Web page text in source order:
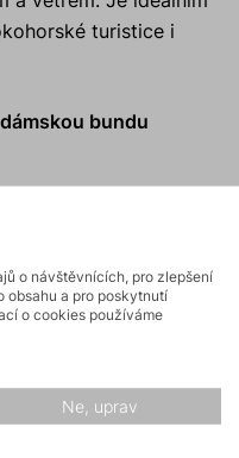
turistice i
bundu
hardshellová
okraje.
a krku při nepřízni
o návštěvnících, pro zlepšení
obsahu a pro poskytnutí
o cookies používáme
Ne, uprav